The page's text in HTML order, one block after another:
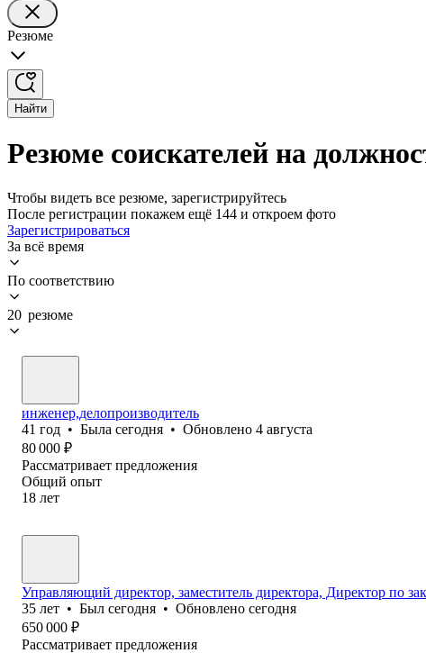
Резюме
Найти
Резюме соискателей на
Чтобы видеть все резюме, зарегистрируйтесь
После регистрации покажем ещё 144 и откроем фото
Зарегистрироваться
За всё время
По соответствию
20 резюме
инженер,делопроизводитель
41 год • Была сегодня • Обновлено 4 августа
80 000 ₽
Рассматривает предложения
Общий опыт
18 лет
Управляющий директор, заместитель директора, Директор по
35 лет • Был сегодня • Обновлено сегодня
650 000 ₽
Рассматривает предложения